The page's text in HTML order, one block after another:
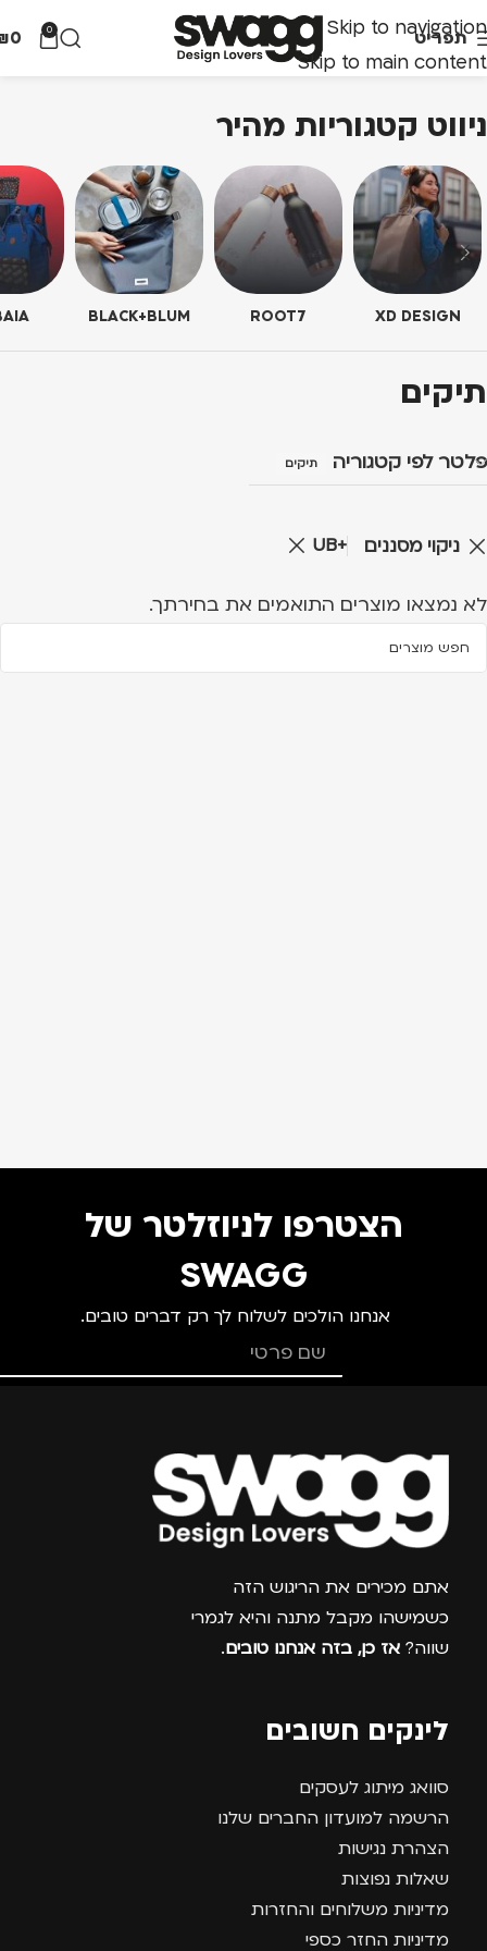
Skip to navigation
Skip to main content
תפריט 0
0
ניווט קטגוריות מהיר
XD DESIGN
ROOT7
BLACK+BLUM
תיקים
פלטר לפי קטגוריה תיקים
ניקוי מסננים UB+
לא נמצאו מוצרים התואמים את בחירתך.
הצטרפו לניוזלטר של
SWAGG
אנחנו הולכים לשלוח לך רק דברים טובים.
צרפו אותי למועדון
אתם מכירים את הריגוש הזה
כשמישהו מקבל מתנה והיא לגמרי
שווה? אז כן, בזה אנחנו טובים.
לינקים חשובים
סוואג מיתוג לעסקים
הרשמה למועדון החברים שלנו
הצהרת נגישות
שאלות נפוצות
מדיניות משלוחים והחזרות
מדיניות החזר כספי